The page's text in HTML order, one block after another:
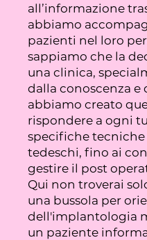
all’informazione
abbiamo
pazienti nel loro
sappiamo che la
una clinica,
dalla conoscenza e
abbiamo creato
rispondere a ogni
specifiche tecniche
tedeschi, fino ai
gestire il post
Qui non troverai
una bussola per
dell'implantologia
un paziente